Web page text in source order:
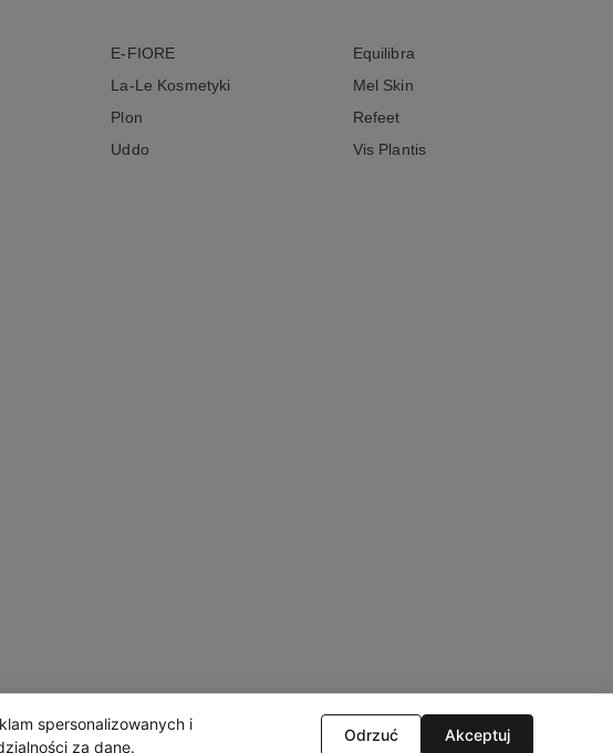
E-FIORE
Equilibra
La-Le Kosmetyki
Mel Skin
Plon
Refeet
Uddo Vis Plantis
spersonalizowanych i
za dane.
Odrzuć Akceptuj